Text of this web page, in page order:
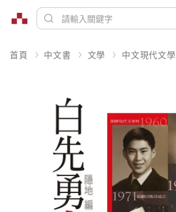
首頁 中文書 文學 中文現代文學